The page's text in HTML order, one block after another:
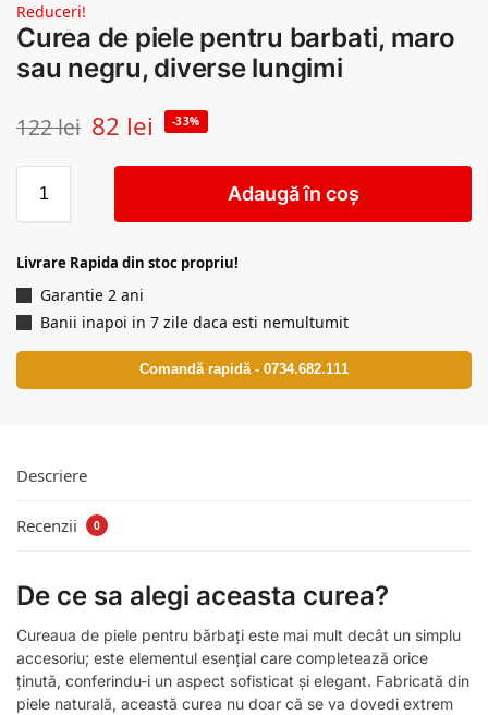
Reduceri!
Curea de piele pentru barbati, maro
sau negru, diverse lungimi
122lei 82 lei -33%
Adaugă în coș
Livrare Rapida din stoc propriu!
Garantie 2 ani
Banii inapoi in 7 zile daca esti nemultumit
Comandă rapidă - 0734.682.111
Descriere
Recenzii 0
De ce sa alegi aceasta curea?
Cureaua de piele pentru bărbați este mai mult decât un simplu
accesoriu; este elementul esențial care completează orice
ținută, conferindu-i un aspect sofisticat și elegant. Fabricată din
piele naturală, această curea nu doar că se va dovedi extrem